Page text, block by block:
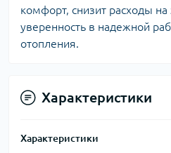
комфорт, снизит расходы
уверенность в надежной
отопления.
Характеристики
Характеристики